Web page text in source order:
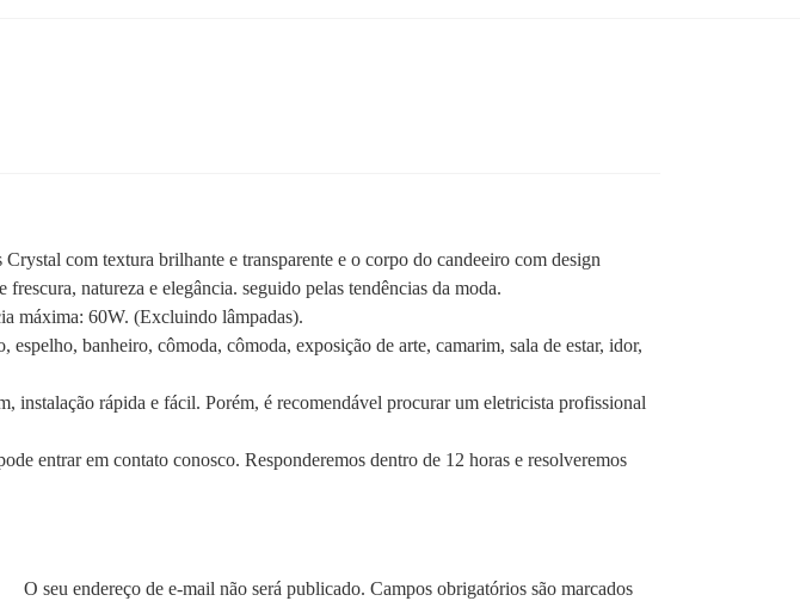
com textura brilhante e transparente e o corpo do candeeiro com design
natureza e elegância. seguido pelas tendências da moda.
máxima: 60W. (Excluindo lâmpadas).
banheiro, cômoda, cômoda, exposição de arte, camarim, sala de estar, idor,
rápida e fácil. Porém, é recomendável procurar um eletricista profissional
entrar em contato conosco. Responderemos dentro de 12 horas e resolveremos
O seu endereço de e-mail não será publicado. Campos obrigatórios são marcados